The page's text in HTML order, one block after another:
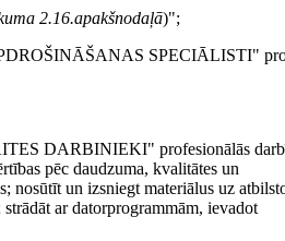
2.16.apakšnodaļā)";
SPECIĀLISTI"
DARBINIEKI" profesionālās
pēc daudzuma, kvalitātes un
nosūtīt un izsniegt materiālus uz
ar datorprogrammām, ievadot